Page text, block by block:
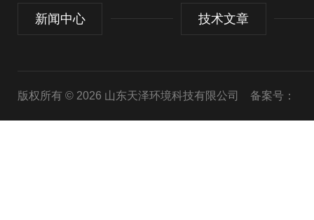
新闻中心 技术文章
版权所有 © 2026 山东天泽环境科技有限公司 备案号：